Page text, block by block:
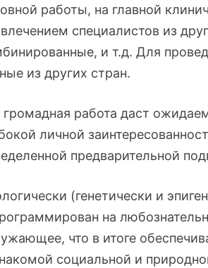
работы, на главной
специалистов из
и т.д. Для
из других стран.
громадная работа даст
личной
предварительной
(генетически и
на
что в итоге
социальной и